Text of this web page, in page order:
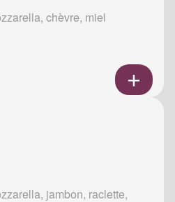
chèvre, miel
jambon, raclette,